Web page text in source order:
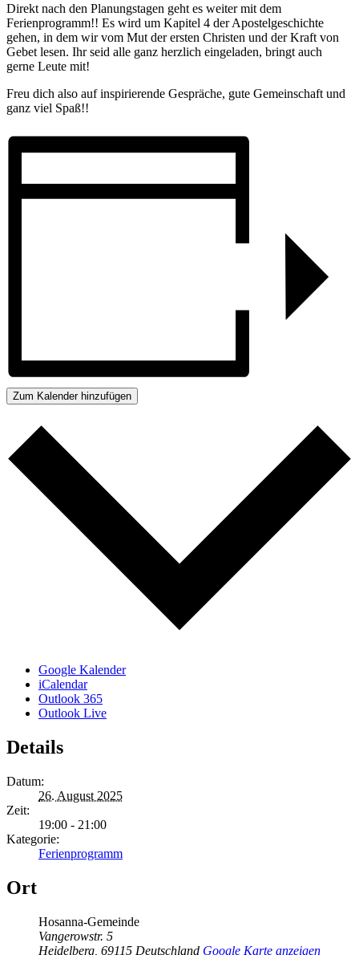
Direkt nach den Planungstagen geht es weiter mit dem
Ferienprogramm!! Es wird um Kapitel 4 der Apostelgeschichte
gehen, in dem wir vom Mut der ersten Christen und der Kraft von
Gebet lesen. Ihr seid alle ganz herzlich eingeladen, bringt auch
gerne Leute mit!
Freu dich also auf inspirierende Gespräche, gute Gemeinschaft und
ganz viel Spaß!!
Zum Kalender hinzufügen
Google Kalender
iCalendar
Outlook 365
Outlook Live
Details
Datum:
26. August 2025
Zeit:
19:00 - 21:00
Kategorie:
Ferienprogramm
Ort
Hosanna-Gemeinde
Vangerowstr. 5
Heidelberg 69115 Deutschland Google Karte anzeigen